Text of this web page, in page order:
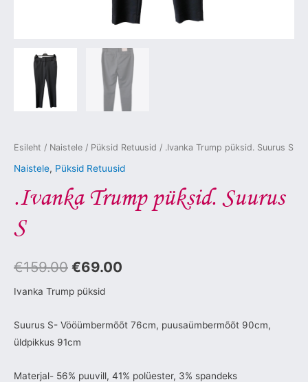
Esileht / Naistele / Püksid Retuusid / .Ivanka Trump püksid. Suurus S
Naistele, Püksid Retuusid
.Ivanka Trump püksid. Suurus
S
€159.00 €69.00
Ivanka Trump püksid
Suurus S- Vööümbermõõt 76cm, puusaümbermõõt 90cm,
üldpikkus 91cm
Materjal- 56% puuvill, 41% polüester, 3% spandeks